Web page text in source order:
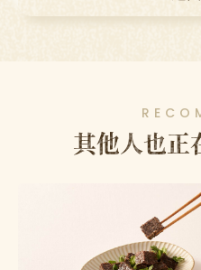
其他人也正